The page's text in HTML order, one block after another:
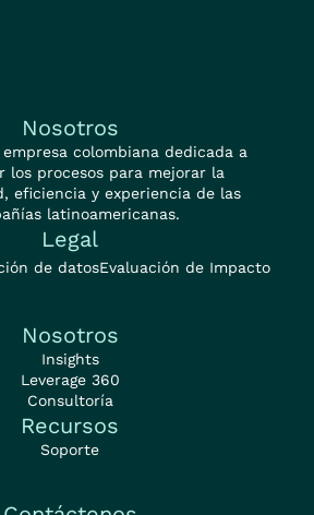
Nosotros
colombiana dedicada a
los procesos para mejorar la
eficiencia y experiencia de las
latinoamericanas.
Legal
de datosEvaluación de Impacto
Nosotros
Insights
Leverage 360
Consultoría
Recursos
Soporte